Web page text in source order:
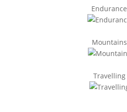
Endurance
Mountains
Travelling